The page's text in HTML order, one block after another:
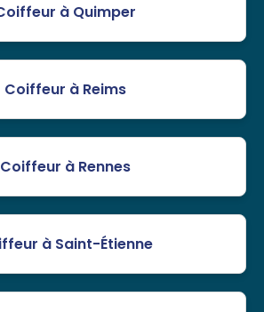
à Quimper
Coiffeur à Reims
Coiffeur à Rennes
à Saint-Étienne